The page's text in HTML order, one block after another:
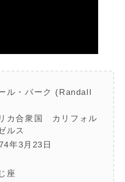
ル・パーク (Randall
カ合衆国 カリフォル
ルス
年3月23日
座